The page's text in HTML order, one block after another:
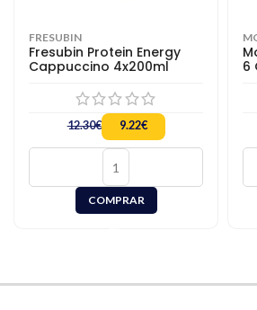
FRESUBIN
Fresubin Protein Energy
Cappuccino 4x200ml
12.30€
O
preço
original
9.22€
O
preço
atual
COMPRAR
6